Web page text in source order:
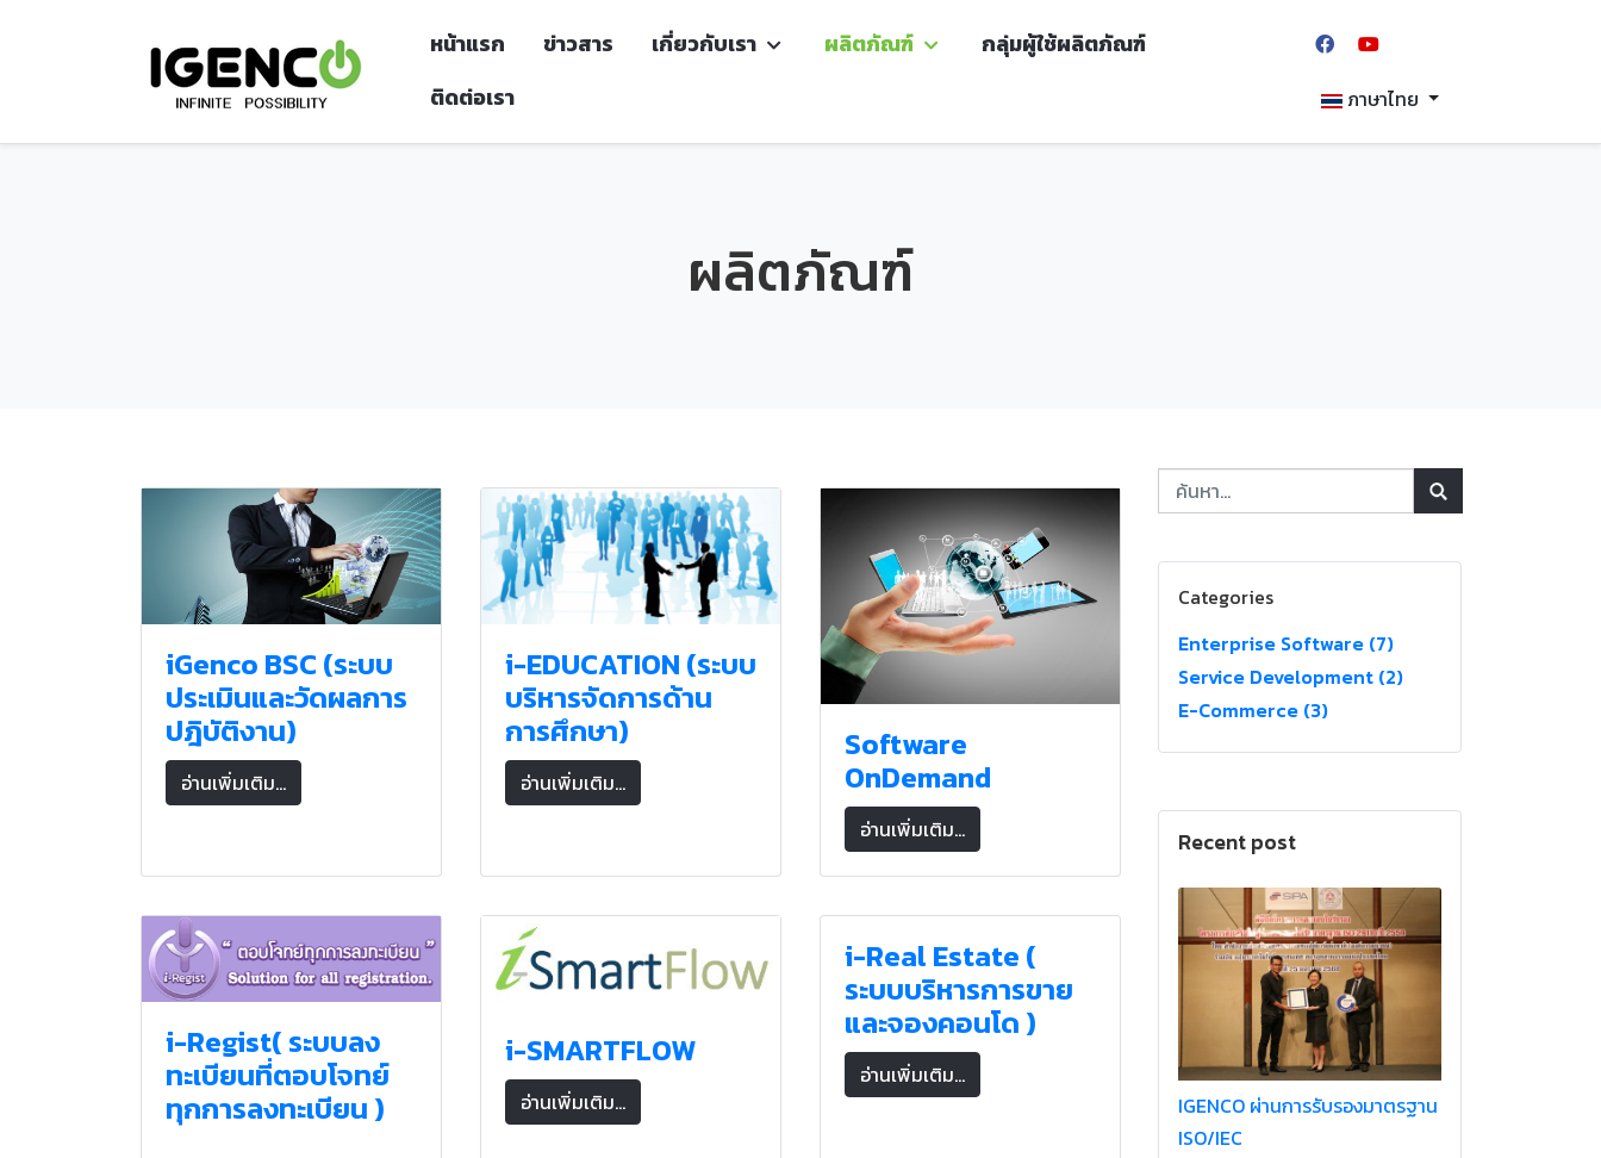
หน้าแรก ข่าวสาร เกี่ยวกับเรา ผลิตภัณฑ์
กลุ่มผู้ใช้ผลิตภัณฑ์
ติดต่อเรา
ภาษาไทย
ผลิตภัณฑ์
iGenco BSC (ระบบ
ประเมินและวัดผลการ
ปฎิบัติงาน)
อ่านเพิ่มเติม...
i-EDUCATION (ระบบ
บริหารจัดการด้าน
การศึกษา)
อ่านเพิ่มเติม...
Software
OnDemand
อ่านเพิ่มเติม...
i-Regist( ระบบลง
ทะเบียนที่ตอบโจทย์
ทุกการลงทะเบียน )
i-SMARTFLOW
อ่านเพิ่มเติม...
i-Real Estate (
ระบบบริหารการขาย
และจองคอนโด )
อ่านเพิ่มเติม...
Categories
Enterprise Software (7)
Service Development (2)
E-Commerce (3)
Recent post
IGENCO ผ่านการรับรองมาตรฐาน
ISO/IEC